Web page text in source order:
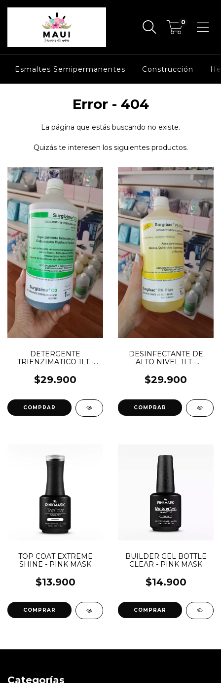
0
Esmaltes Semipermanentes Construcción
Error - 404
La página que estás buscando no existe.
Quizás te interesen los siguientes productos.
DETERGENTE
TRIENZIMATICO 1LT -
$29.900
DESINFECTANTE DE
ALTO NIVEL 1LT -
$29.900
TOP COAT EXTREME
SHINE - PINK MASK
$13.900
BUILDER GEL BOTTLE
CLEAR - PINK MASK
$14.900
Categorías